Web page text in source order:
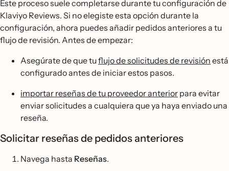
Este proceso suele completarse durante tu configuración de
Klaviyo Reviews. Si no elegiste esta opción durante la
configuración, ahora puedes añadir pedidos anteriores a tu
flujo de revisión. Antes de empezar:
Asegúrate de que tuflujo de solicitudes de revisión está
configurado antes de iniciar estos pasos.
importar reseñas de tu proveedor anterior para evitar
enviar solicitudes a cualquiera que ya haya enviado una
reseña.
Solicitar reseñas de pedidos anteriores
Navega hasta Reseñas.